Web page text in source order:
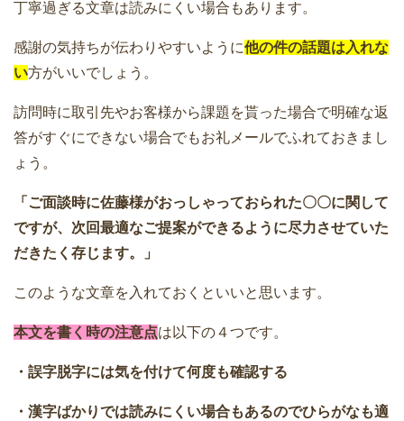
丁寧過ぎる文章は読みにくい場合もあります。
感謝の気持ちが伝わりやすいように他の件の話題は入れな
い方がいいでしょう。
訪問時に取引先やお客様から課題を貰った場合で明確な返
答がすぐにできない場合でもお礼メールでふれておきまし
ょう。
「ご面談時に佐藤様がおっしゃっておられた〇〇に関して
ですが、次回最適なご提案ができるように尽力させていた
だきたく存じます。」
このような文章を入れておくといいと思います。
本文を書く時の注意点は以下の４つです。
・誤字脱字には気を付けて何度も確認する
・漢字ばかりでは読みにくい場合もあるのでひらがなも適